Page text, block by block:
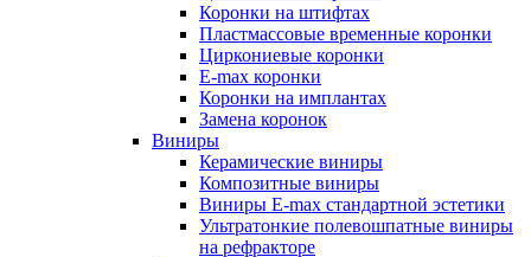
Коронки на штифтах
Пластмассовые временные коронки
Циркониевые коронки
E-max коронки
Коронки на имплантах
Замена коронок
Виниры
Керамические виниры
Композитные виниры
Виниры E-max стандартной эстетики
Ультратонкие полевошпатные виниры
на рефракторе